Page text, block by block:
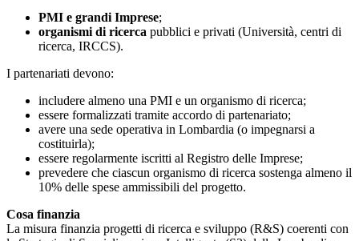
PMI e grandi Imprese;
organismi di ricerca pubblici e privati (Università, centri di
ricerca, IRCCS).
I partenariati devono:
includere almeno una PMI e un organismo di ricerca;
essere formalizzati tramite accordo di partenariato;
avere una sede operativa in Lombardia (o impegnarsi a
costituirla);
essere regolarmente iscritti al Registro delle Imprese;
prevedere che ciascun organismo di ricerca sostenga almeno il
10% delle spese ammissibili del progetto.
Cosa finanzia
La misura finanzia progetti di ricerca e sviluppo (R&S) coerenti con